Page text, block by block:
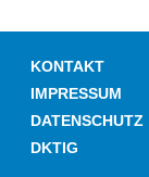
KONTAKT
IMPRESSUM
DATENSCHUTZ
DKTIG